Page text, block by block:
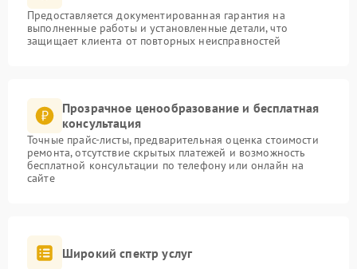
Предоставляется документированная гарантия на
выполненные работы и установленные детали, что
защищает клиента от повторных неисправностей
Прозрачное ценообразование и бесплатная
консультация
Точные прайс-листы, предварительная оценка стоимости
ремонта, отсутствие скрытых платежей и возможность
бесплатной консультации по телефону или онлайн на
сайте
Широкий спектр услуг